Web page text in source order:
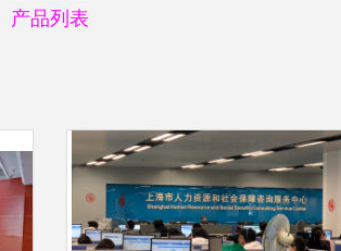
产品列表